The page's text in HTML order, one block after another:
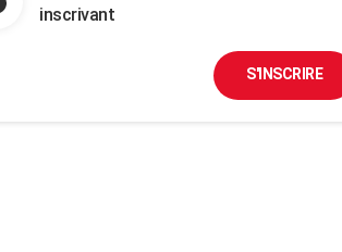
inscrivant
S'INSCRIRE